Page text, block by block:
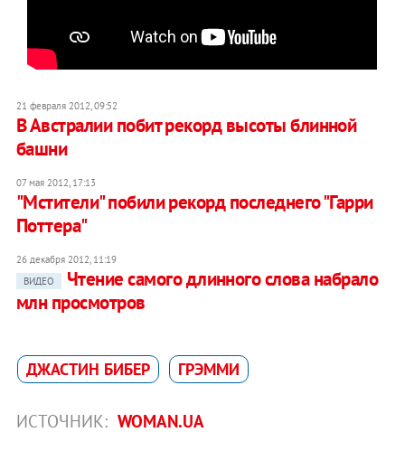
21 февраля 2012, 09:52
В Австралии побит рекорд высоты блинной
башни
07 мая 2012, 17:13
"Мстители" побили рекорд последнего "Гарри
Поттера"
26 декабря 2012, 11:19
ВИДЕО
Чтение самого длинного слова набрало
млн просмотров
ДЖАСТИН БИБЕР ГРЭММИ
ИСТОЧНИК: WOMAN.UA